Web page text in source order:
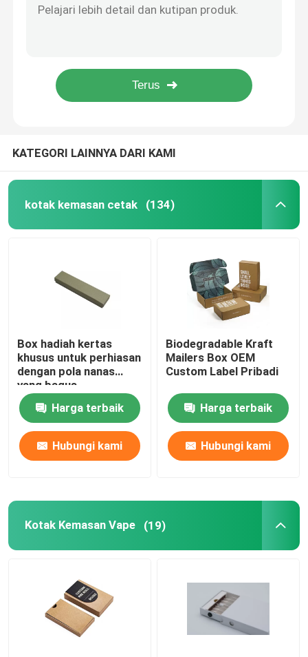
Kemasan makanan
Kotak Kemasan Sepatu
Kotak kemasan wig
Pembungkusan Hadiah Kotak Jam Tangan
Kemasan Hadiah Khusus
Kotak kemasan kertas kraft
Kemasan Pulp yang Dibentuk
KATEGORI LAINNYA DARI KAMI
kotak kemasan cetak (134)
Box hadiah kertas
khusus untuk perhiasan
dengan pola nanas
yang bagus
Harga terbaik
Hubungi kami
Biodegradable Kraft
Mailers Box OEM
Custom Label Pribadi
Harga terbaik
Hubungi kami
Kotak Kemasan Vape (19)